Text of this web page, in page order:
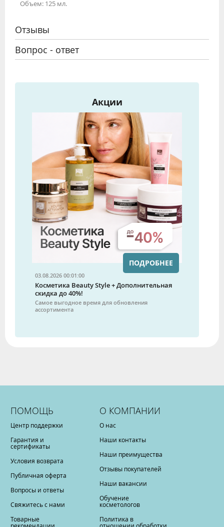
Объем: 125 мл.
Отзывы
Вопрос - ответ
Акции
03.08.2026 00:01:00
Косметика Beauty Style + Дополнительная
скидка до 40%!
Самое выгодное время для обновления
ассортимента
ПОДРОБНЕЕ
ПОМОЩЬ
Центр поддержки
Гарантия и
сертификаты
Условия возврата
Публичная оферта
Вопросы и ответы
Свяжитесь с нами
Товарные
О КОМПАНИИ
О нас
Наши контакты
Наши преимущества
Отзывы покупателей
Наши вакансии
Обучение
косметологов
Политика в